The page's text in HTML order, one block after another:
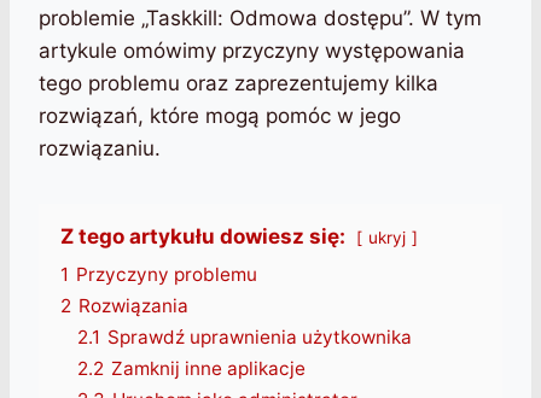
problemie „Taskkill: Odmowa dostępu”. W tym
artykule omówimy przyczyny występowania
tego problemu oraz zaprezentujemy kilka
rozwiązań, które mogą pomóc w jego
rozwiązaniu.
Z tego artykułu dowiesz się: ukryj
1 Przyczyny problemu
2 Rozwiązania
2.1 Sprawdź uprawnienia użytkownika
2.2 Zamknij inne aplikacje